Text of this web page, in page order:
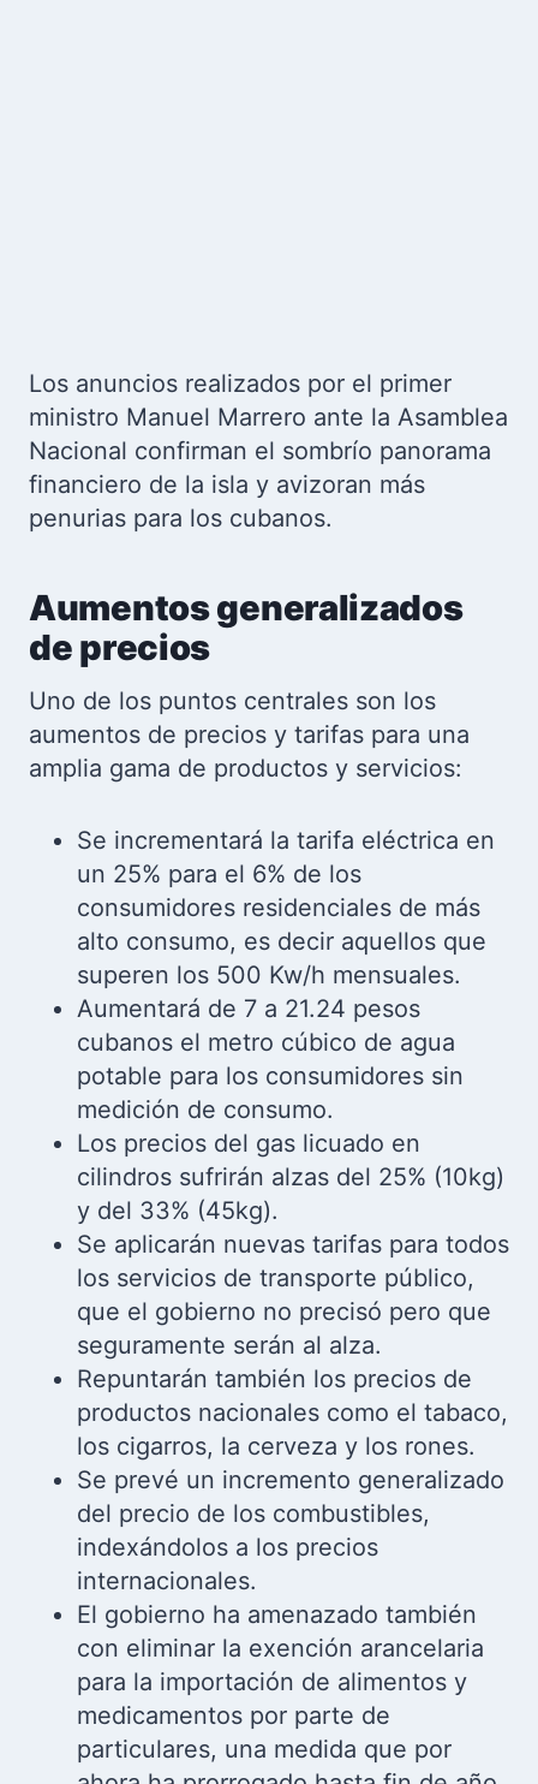
Los anuncios realizados por el primer
ministro Manuel Marrero ante la Asamblea
Nacional confirman el sombrío panorama
financiero de la isla y avizoran más
penurias para los cubanos.
Aumentos generalizados
de precios
Uno de los puntos centrales son los
aumentos de precios y tarifas para una
amplia gama de productos y servicios:
Se incrementará la tarifa eléctrica en
un 25% para el 6% de los
consumidores residenciales de más
alto consumo, es decir aquellos que
superen los 500 Kw/h mensuales.
Aumentará de 7 a 21.24 pesos
cubanos el metro cúbico de agua
potable para los consumidores sin
medición de consumo.
Los precios del gas licuado en
cilindros sufrirán alzas del 25% (10kg)
y del 33% (45kg).
Se aplicarán nuevas tarifas para todos
los servicios de transporte público,
que el gobierno no precisó pero que
seguramente serán al alza.
Repuntarán también los precios de
productos nacionales como el tabaco,
los cigarros, la cerveza y los rones.
Se prevé un incremento generalizado
del precio de los combustibles,
indexándolos a los precios
internacionales.
El gobierno ha amenazado también
con eliminar la exención arancelaria
para la importación de alimentos y
medicamentos por parte de
particulares, una medida que por